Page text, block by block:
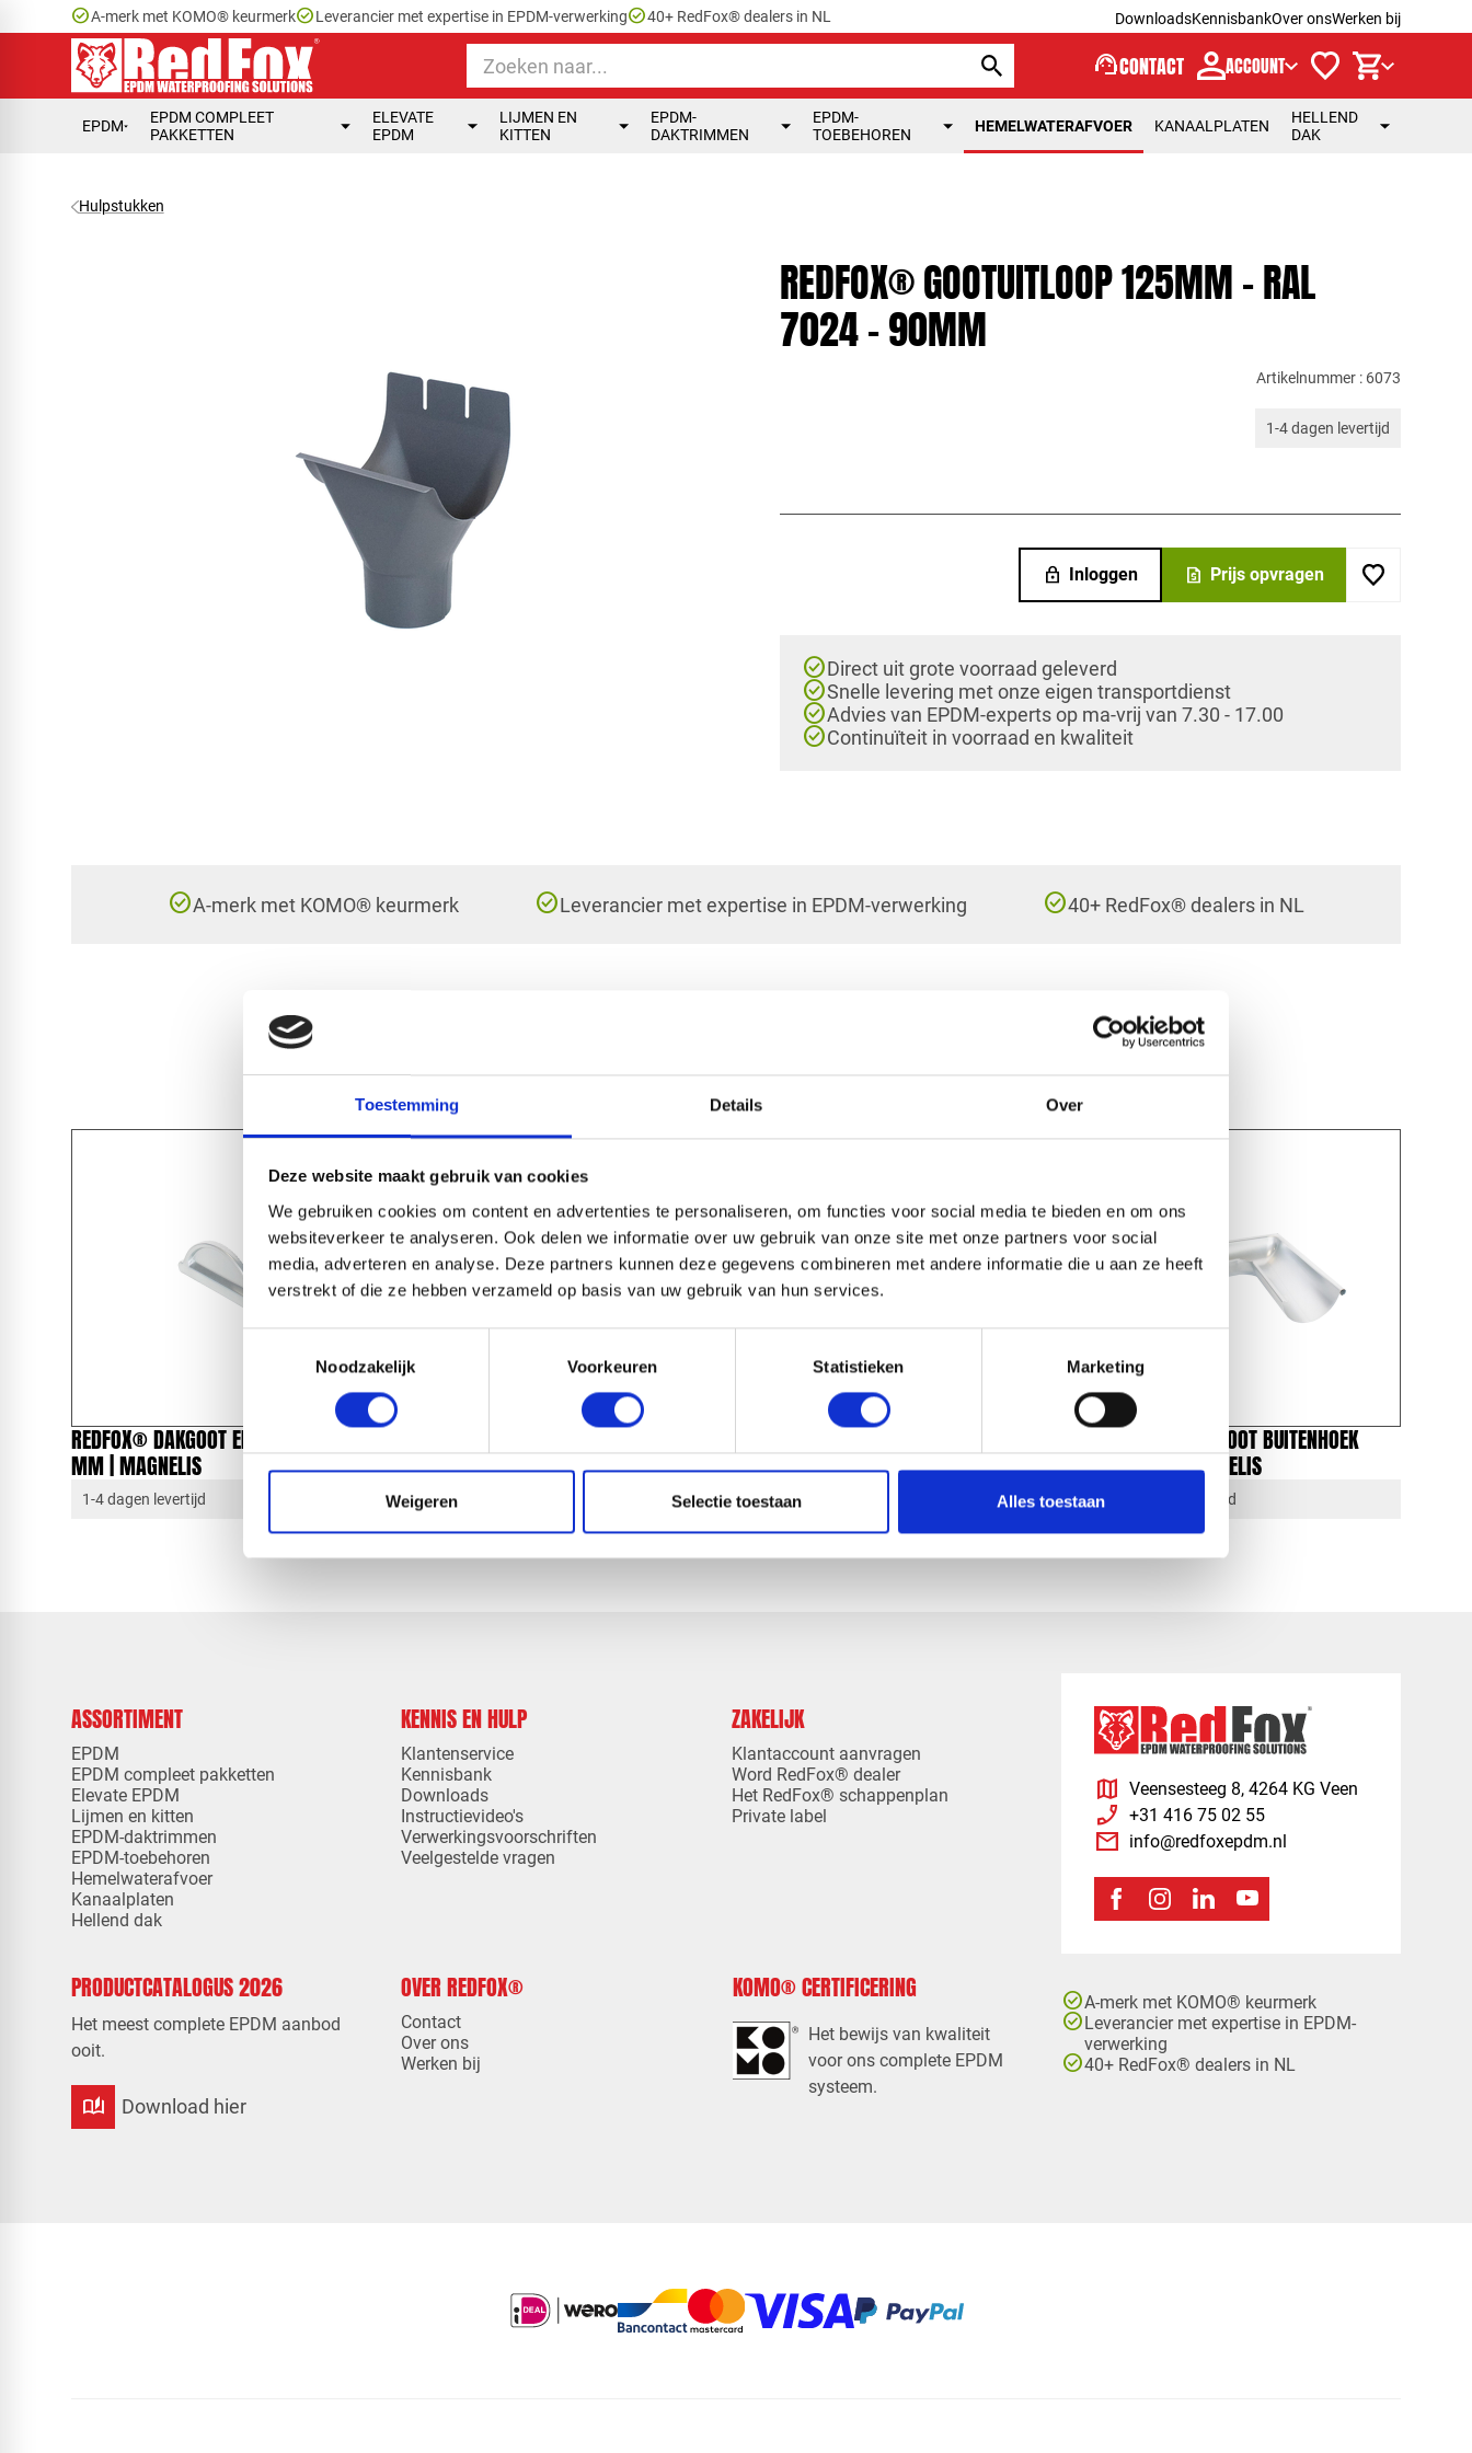
Toestemming Details Over
Deze website maakt gebruik van cookies
We gebruiken cookies om content en advertenties te personaliseren, om functies voor social media te bieden en om ons
websiteverkeer te analyseren. Ook delen we informatie over uw gebruik van onze site met onze partners voor social
media, adverteren en analyse. Deze partners kunnen deze gegevens combineren met andere informatie die u aan ze heeft
verstrekt of die ze hebben verzameld op basis van uw gebruik van hun services.
Noodzakelijk
Voorkeuren Statistieken Marketing
Weigeren Selectie toestaan Alles toestaan
check_circleA-merk met KOMO® keurmerkcheck_circleLeverancier met expertise in EPDM-verwerkingcheck_circle40+ RedFox® dealers in NL DownloadsKennisbankOver onsWerken bij
support_agentCONTACT ACCOUNT
EPDM
EPDM COMPLEET
PAKKETTEN
ELEVATE
EPDM
LIJMEN EN
KITTEN
EPDM-
DAKTRIMMEN
EPDM-
TOEBEHOREN
HEMELWATERAFVOER KANAALPLATEN
HELLEND
DAK
Hulpstukken
REDFOX® GOOTUITLOOP 125MM - RAL
7024 - 90MM
Artikelnummer : 6073
1-4 dagen levertijd
lock Inloggen request_quote Prijs opvragen
check_circleDirect uit grote voorraad geleverd
check_circleSnelle levering met onze eigen transportdienst
check_circleAdvies van EPDM-experts op ma-vrij van 7.30 - 17.00
check_circleContinuïteit in voorraad en kwaliteit
check_circleA-merk met KOMO® keurmerk check_circleLeverancier met expertise in EPDM-verwerking check_circle40+ RedFox® dealers in NL
HANDIG OM ER BIJ TE KOPEN
REDFOX® DAKGOOT EINDSTUK 125
MM | MAGNELIS
1-4 dagen levertijd
REDFOX® GOOTUITLOOP 125MM |
MAGNELIS | 90MM
1-4 dagen levertijd
REDFOX® BOCHT 60° | MAGNELIS |
90MM
1-4 dagen levertijd
REDFOX® DAKGOOT BUITENHOEK
125MM | MAGNELIS
1-4 dagen levertijd
ASSORTIMENT
EPDM
EPDM compleet pakketten
Elevate EPDM
Lijmen en kitten
EPDM-daktrimmen
EPDM-toebehoren
Hemelwaterafvoer
Kanaalplaten
Hellend dak
KENNIS EN HULP
Klantenservice
Kennisbank
Downloads
Instructievideo's
Verwerkingsvoorschriften
Veelgestelde vragen
ZAKELIJK
Klantaccount aanvragen
Word RedFox® dealer
Het RedFox® schappenplan
Private label
PRODUCTCATALOGUS 2026
Het meest complete EPDM aanbod
ooit.
auto_stories Download hier
OVER REDFOX®
Contact
Over ons
Werken bij
KOMO® CERTIFICERING
Het bewijs van kwaliteit
voor ons complete EPDM
systeem.
map Veensesteeg 8, 4264 KG Veen
phone_enabled +31 416 75 02 55
mail info@redfoxepdm.nl
check_circleA-merk met KOMO® keurmerk
check_circleLeverancier met expertise in EPDM-
verwerking
check_circle40+ RedFox® dealers in NL